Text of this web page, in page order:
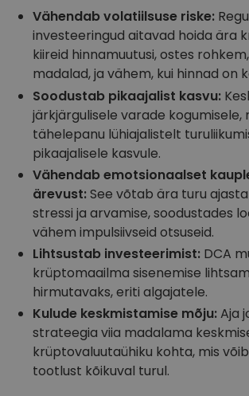
Vähendab volatiilsuse riske:
investeeringud aitavad hoida ära
kiireid hinnamuutusi, ostes
madalad, ja vähem, kui hinnad on
Soodustab pikaajalist kasvu:
järkjärgulisele varade kogumisele,
tähelepanu lühiajalistelt
pikaajalisele kasvule.
Vähendab emotsionaalset
ärevust:See võtab ära turu
stressi ja arvamise, soodustades
vähem impulsiivseid otsuseid.
Lihtsustab investeerimist: DCA
krüptomaailma sisenemise
hirmutavaks, eriti algajatele.
Kulude keskmistamise mõju:Aja
strateegia viia madalama
krüptovaluutaühiku kohta, mis
tootlust kõikuval turul.